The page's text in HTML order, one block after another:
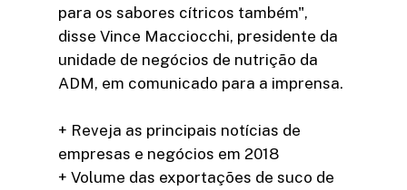
para os sabores cítricos também",
disse Vince Macciocchi, presidente da
unidade de negócios de nutrição da
ADM, em comunicado para a imprensa.
+ Reveja as principais notícias de
empresas e negócios em 2018
+ Volume das exportações de suco de